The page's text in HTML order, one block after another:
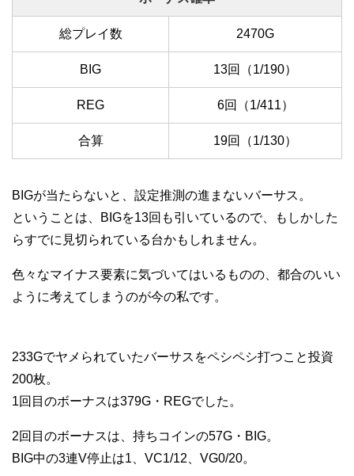
総プレイ数 2470G
BIG 13回（1/190）
REG 6回（1/411）
合算 19回（1/130）
BIGが当たらないと、設定推測の進まないバーサス。
ということは、BIGを13回も引いているので、もしかした
らすでに見切られている台かもしれません。
色々なマイナス要素に気づいてはいるものの、都合のいい
ように考えてしまうのが今の私です。
233Gでヤメられていたバーサスをペシペシ打つこと投資
200枚。
1回目のボーナスは379G・REGでした。
2回目のボーナスは、持ちコインの57G・BIG。
BIG中の3連V停止は1、VC1/12、VG0/20。